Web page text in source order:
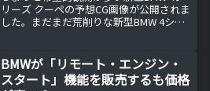
リーズ クーペの予想CG画像が公開されま
した。まだまだ荒削りな新型BMW 4シリ
したが、今回は早くも次期新型BMW...
BMWが「リモート・エンジン・
スタート」機能を販売するも価格